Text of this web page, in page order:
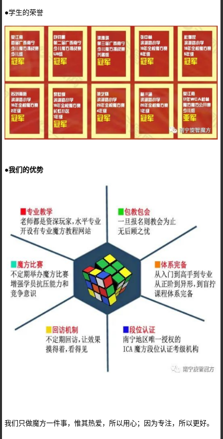
●学生的荣誉
●我们的优势
我们只做魔方一件事，惟其热爱，所以用心；因为专注，所以更好。